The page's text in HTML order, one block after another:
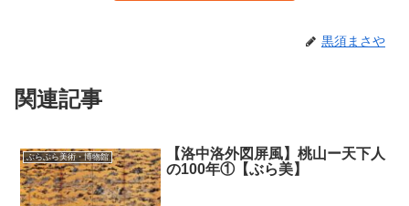
黒須まさや
関連記事
ぶらぶら美術・博物館
【洛中洛外図屏風】桃山ー天下人
の100年①【ぶら美】